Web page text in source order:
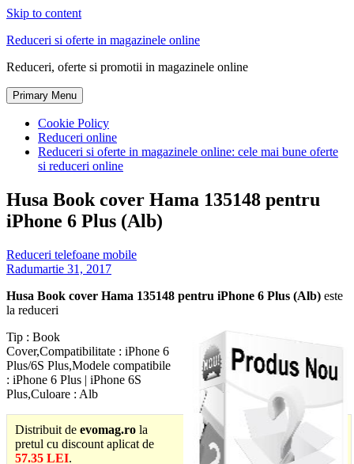
Skip to content
Reduceri si oferte in magazinele online
Reduceri, oferte si promotii in magazinele online
Primary Menu
Cookie Policy
Reduceri online
Reduceri si oferte in magazinele online: cele mai bune oferte
si reduceri online
Husa Book cover Hama 135148 pentru
iPhone 6 Plus (Alb)
Reduceri telefoane mobile
Radumartie 31, 2017
Husa Book cover Hama 135148 pentru iPhone 6 Plus (Alb) este
la reduceri
Tip : Book
Cover,Compatibilitate : iPhone 6
Plus/6S Plus,Modele compatibile
: iPhone 6 Plus | iPhone 6S
Plus,Culoare : Alb
Distribuit de evomag.ro la
pretul cu discount aplicat de
57.35 LEI.